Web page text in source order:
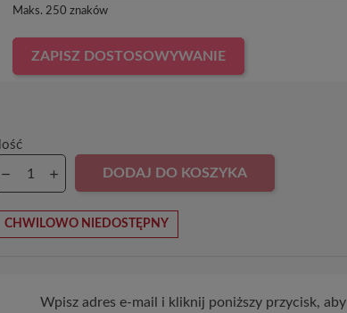
Maks. 250 znaków
ZAPISZ DOSTOSOWYWANIE
Ilość
DODAJ DO KOSZYKA
CHWILOWO NIEDOSTĘPNY
Wpisz adres e-mail i kliknij poniższy przycisk, aby